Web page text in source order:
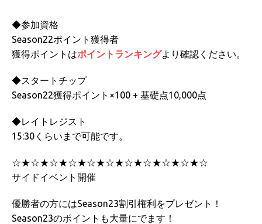
◆参加資格
Season22ポイント獲得者
獲得ポイントはポイントランキングより確認ください。
◆スタートチップ
Season22獲得ポイント×100 + 基礎点10,000点
◆レイトレジスト
15:30くらいまで可能です。
☆★☆★☆★☆★☆★☆★☆★☆★☆★☆★☆
サイドイベント開催
優勝者の方にはSeason23割引権利をプレゼント！
Season23のポイントも大量にでます！